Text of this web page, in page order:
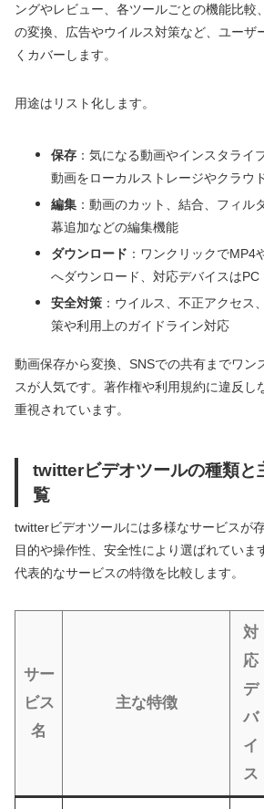
ングやレビュー、各ツールごとの機能比較
の変換、広告やウイルス対策など、ユーザ
くカバーします。
用途はリスト化します。
保存 ：気になる動画やインスタライ
動画をローカルストレージやクラウ
編集 ：動画のカット、結合、フィル
幕追加などの編集機能
ダウンロード ：ワンクリックでMP4
へダウンロード、対応デバイスはPC
安全対策 ：ウイルス、不正アクセス
策や利用上のガイドライン対応
動画保存から変換、SNSでの共有までワン
スが人気です。著作権や利用規約に違反し
重視されています。
twitterビデオツールの種類と
覧
twitterビデオツールには多様なサービスが
目的や操作性、安全性により選ばれていま
代表的なサービスの特徴を比較します。
サー
ビス
名
主な特徴
対
応
デ
バ
イ
ス